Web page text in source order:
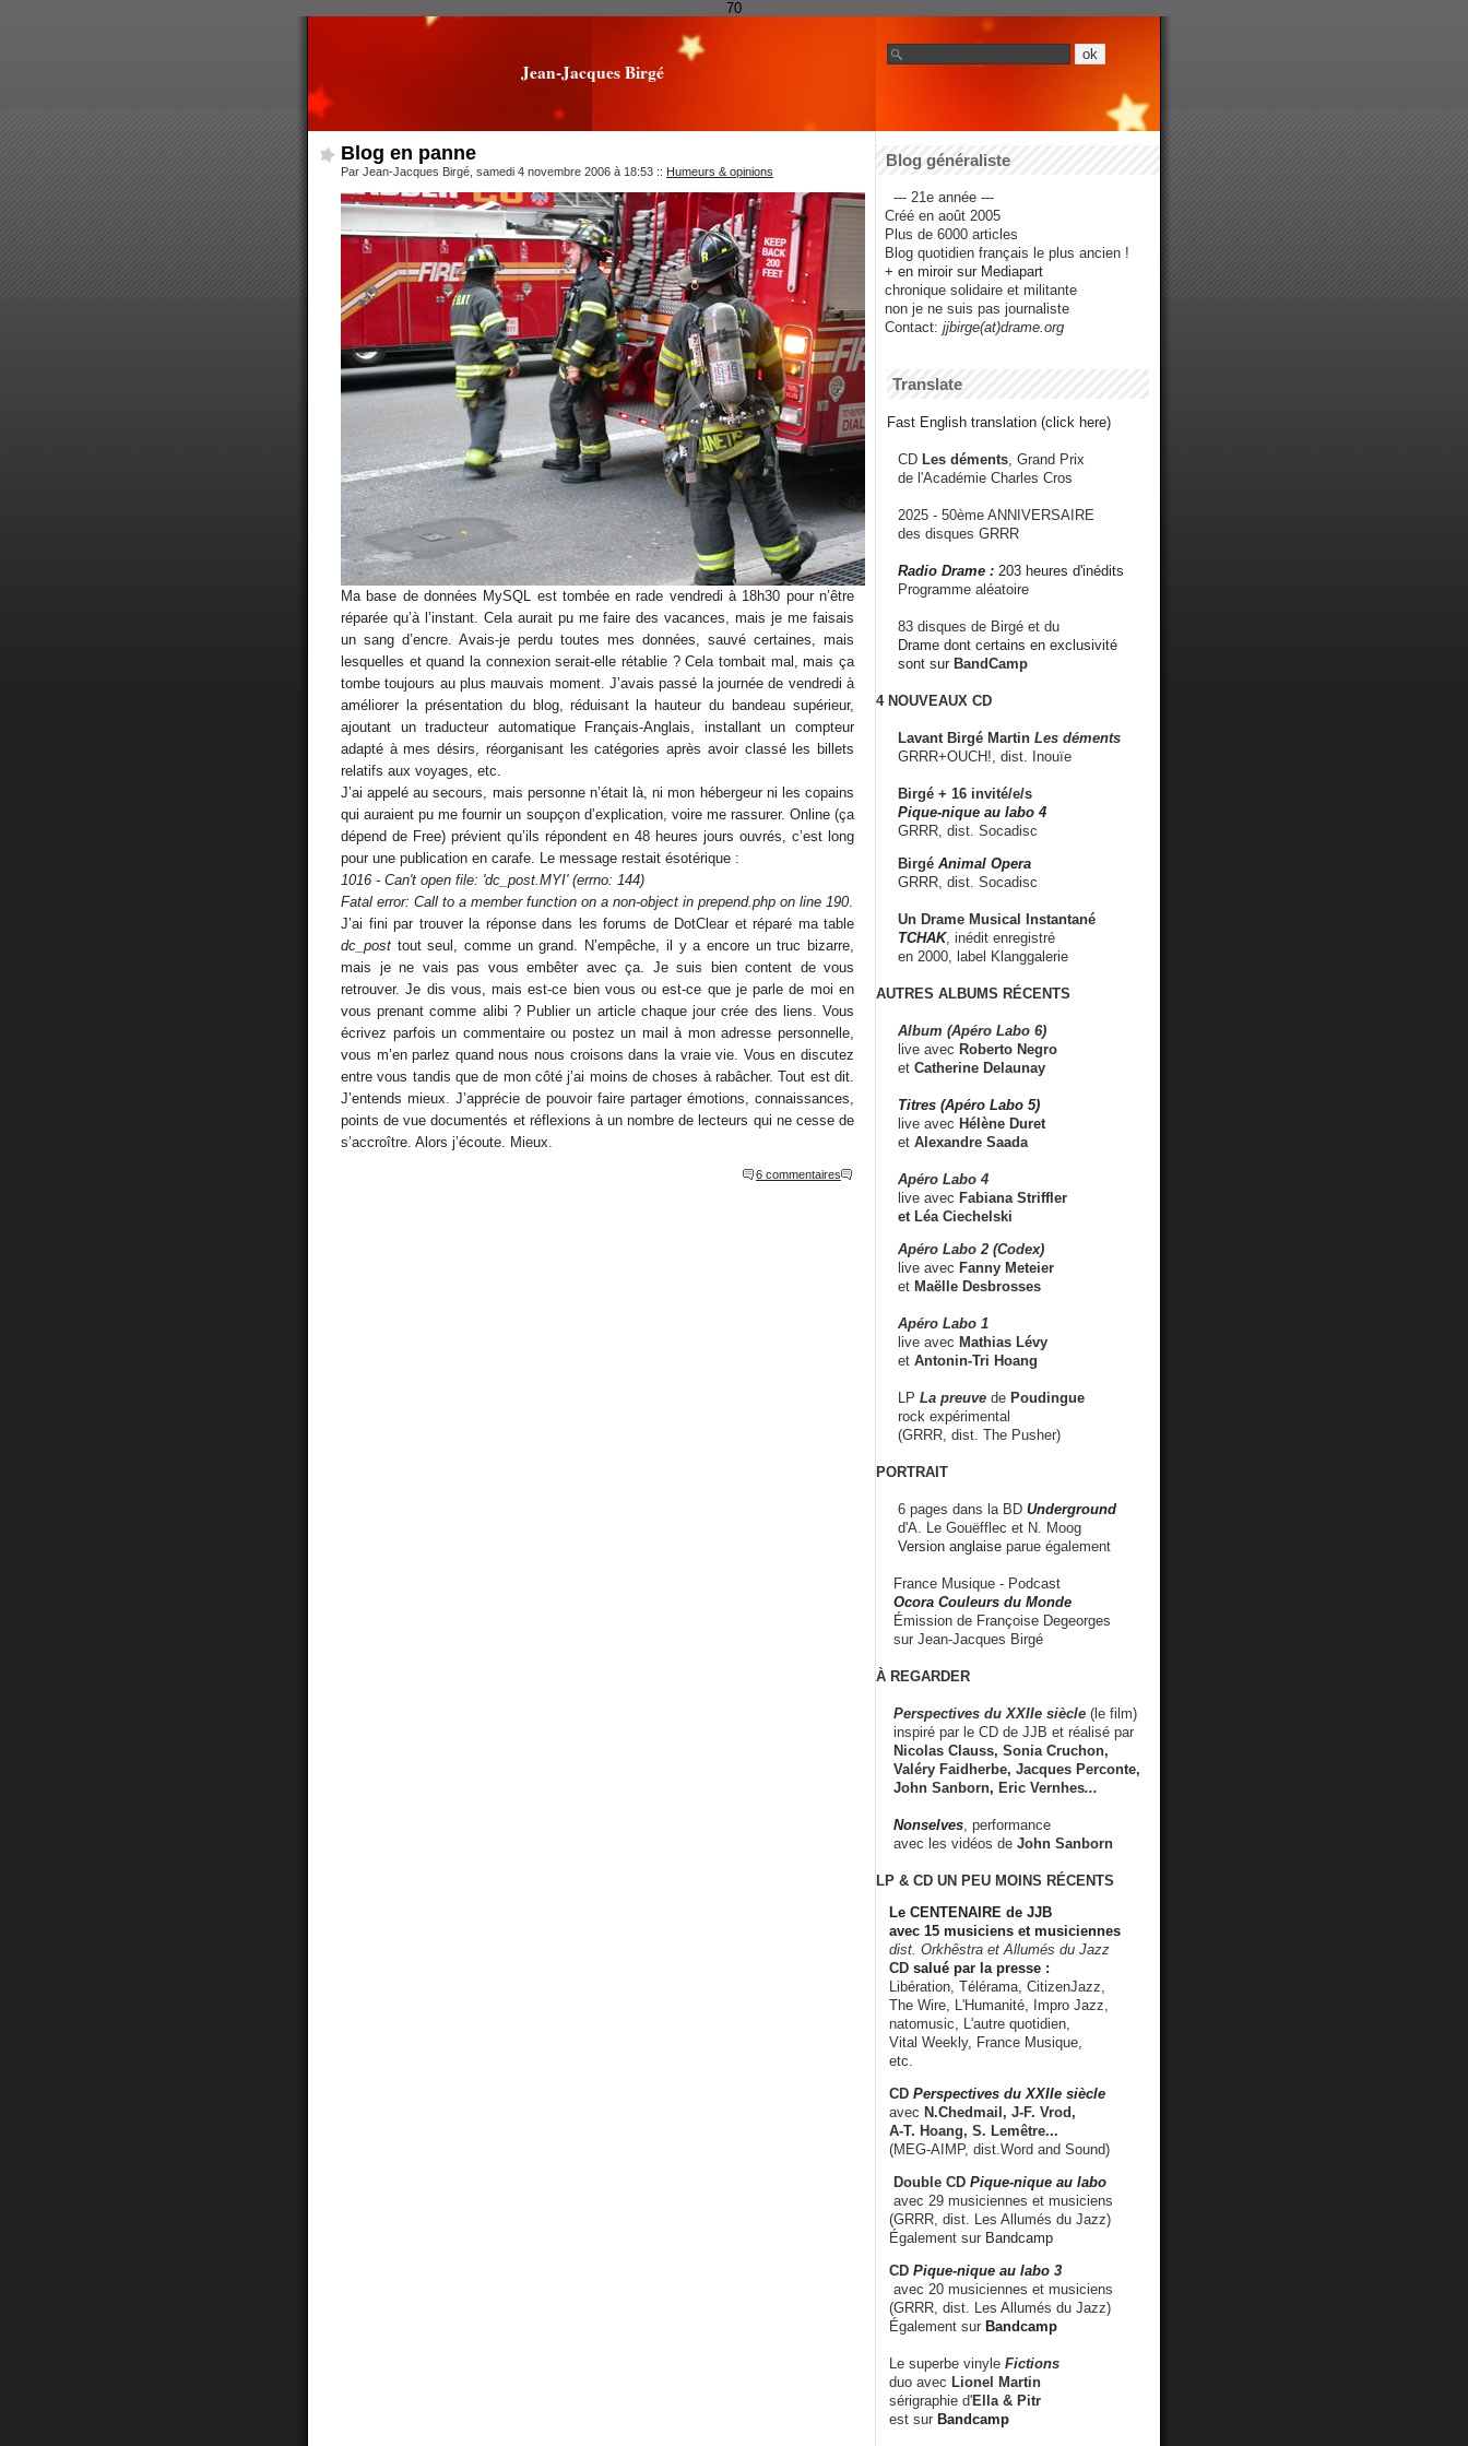
70
Jean-Jacques Birgé
Blog en panne
Par Jean-Jacques Birgé, samedi 4 novembre 2006 à 18:53 :: Humeurs & opinions
Ma base de données MySQL est tombée en rade vendredi à 18h30 pour n’être
réparée qu’à l’instant. Cela aurait pu me faire des vacances, mais je me faisais
un sang d’encre. Avais-je perdu toutes mes données, sauvé certaines, mais
lesquelles et quand la connexion serait-elle rétablie ? Cela tombait mal, mais ça
tombe toujours au plus mauvais moment. J’avais passé la journée de vendredi à
améliorer la présentation du blog, réduisant la hauteur du bandeau supérieur,
ajoutant un traducteur automatique Français-Anglais, installant un compteur
adapté à mes désirs, réorganisant les catégories après avoir classé les billets
relatifs aux voyages, etc.
J’ai appelé au secours, mais personne n’était là, ni mon hébergeur ni les copains
qui auraient pu me fournir un soupçon d’explication, voire me rassurer. Online (ça
dépend de Free) prévient qu’ils répondent en 48 heures jours ouvrés, c’est long
pour une publication en carafe. Le message restait ésotérique :
1016 - Can't open file: 'dc_post.MYI' (errno: 144)
Fatal error: Call to a member function on a non-object in prepend.php on line 190
J’ai fini par trouver la réponse dans les forums de DotClear et réparé ma table
dc_post tout seul, comme un grand. N’empêche, il y a encore un truc bizarre,
mais je ne vais pas vous embêter avec ça. Je suis bien content de vous
retrouver. Je dis vous, mais est-ce bien vous ou est-ce que je parle de moi en
vous prenant comme alibi ? Publier un article chaque jour crée des liens. Vous
écrivez parfois un commentaire ou postez un mail à mon adresse personnelle,
vous m’en parlez quand nous nous croisons dans la vraie vie. Vous en discutez
entre vous tandis que de mon côté j’ai moins de choses à rabâcher. Tout est dit.
J’entends mieux. J’apprécie de pouvoir faire partager émotions, connaissances,
points de vue documentés et réflexions à un nombre de lecteurs qui ne cesse de
s’accroître. Alors j’écoute. Mieux.
6 commentaires
Blog généraliste
--- 21e année ---
Créé en août 2005
Plus de 6000 articles
Blog quotidien français le plus ancien !
+ en miroir sur Mediapart
chronique solidaire et militante
non je ne suis pas journaliste
Contact: jjbirge(at)drame.org
Translate
Fast English translation (click here)
CD Les déments , Grand Prix
de l'Académie Charles Cros
2025 - 50ème ANNIVERSAIRE
des disques GRRR
Radio Drame : 203 heures d'inédits
Programme aléatoire
83 disques de Birgé et du
Drame dont certains en exclusivité
sont sur BandCamp
4 NOUVEAUX CD
Lavant Birgé Martin Les déments
GRRR+OUCH!, dist. Inouïe
Birgé + 16 invité/e/s
Pique-nique au labo 4
GRRR, dist. Socadisc
Birgé Animal Opera
GRRR, dist. Socadisc
Un Drame Musical Instantané
TCHAK, inédit enregistré
en 2000, label Klanggalerie
AUTRES ALBUMS RÉCENTS
Album (Apéro Labo 6)
live avec Roberto Negro
et Catherine Delaunay
Titres (Apéro Labo 5)
live avec Hélène Duret
et Alexandre Saada
Apéro Labo 4
live avec Fabiana Striffler
et Léa Ciechelski
Apéro Labo 2 (Codex)
live avec Fanny Meteier
et Maëlle Desbrosses
Apéro Labo 1
live avec Mathias Lévy
et Antonin-Tri Hoang
LP La preuve de Poudingue
rock expérimental
(GRRR, dist. The Pusher)
PORTRAIT
6 pages dans la BD Underground
d'A. Le Gouëfflec et N. Moog
Version anglaise parue également
France Musique - Podcast
Ocora Couleurs du Monde
Émission de Françoise Degeorges
sur Jean-Jacques Birgé
À REGARDER
Perspectives du XXIIe siècle (le film)
inspiré par le CD de JJB et réalisé par
Nicolas Clauss, Sonia Cruchon,
Valéry Faidherbe, Jacques Perconte,
John Sanborn, Eric Vernhes...
Nonselves , performance
avec les vidéos de John Sanborn
LP & CD UN PEU MOINS RÉCENTS
Le CENTENAIRE de JJB
avec 15 musiciens et musiciennes
dist. Orkhêstra et Allumés du Jazz
CD salué par la presse :
Libération, Télérama, CitizenJazz,
The Wire, L'Humanité, Impro Jazz,
natomusic, L'autre quotidien,
Vital Weekly, France Musique,
etc.
CD Perspectives du XXIIe siècle
avec N.Chedmail, J-F. Vrod,
A-T. Hoang, S. Lemêtre...
(MEG-AIMP, dist.Word and Sound)
Double CD Pique-nique au labo
avec 29 musiciennes et musiciens
(GRRR, dist. Les Allumés du Jazz)
Également sur Bandcamp
CD Pique-nique au labo 3
avec 20 musiciennes et musiciens
(GRRR, dist. Les Allumés du Jazz)
Également sur Bandcamp
Le superbe vinyle Fictions
duo avec Lionel Martin
sérigraphie d'Ella & Pitr
est sur Bandcamp